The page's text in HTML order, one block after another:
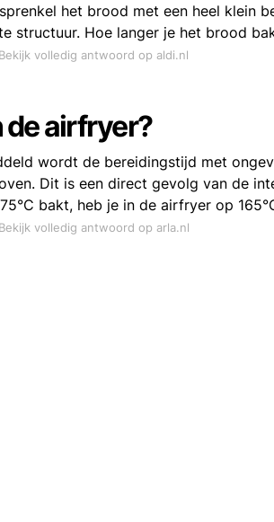
het brood met een heel klein
structuur. Hoe langer je het brood
Bekijk volledig antwoord op aldi.nl
de airfryer?
wordt de bereidingstijd met
Dit is een direct gevolg van de
bakt, heb je in de airfryer op
Bekijk volledig antwoord op arla.nl